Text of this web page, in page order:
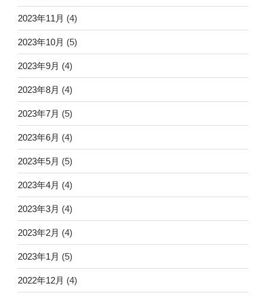
2023年11月 (4)
2023年10月 (5)
2023年9月 (4)
2023年8月 (4)
2023年7月 (5)
2023年6月 (4)
2023年5月 (5)
2023年4月 (4)
2023年3月 (4)
2023年2月 (4)
2023年1月 (5)
2022年12月 (4)